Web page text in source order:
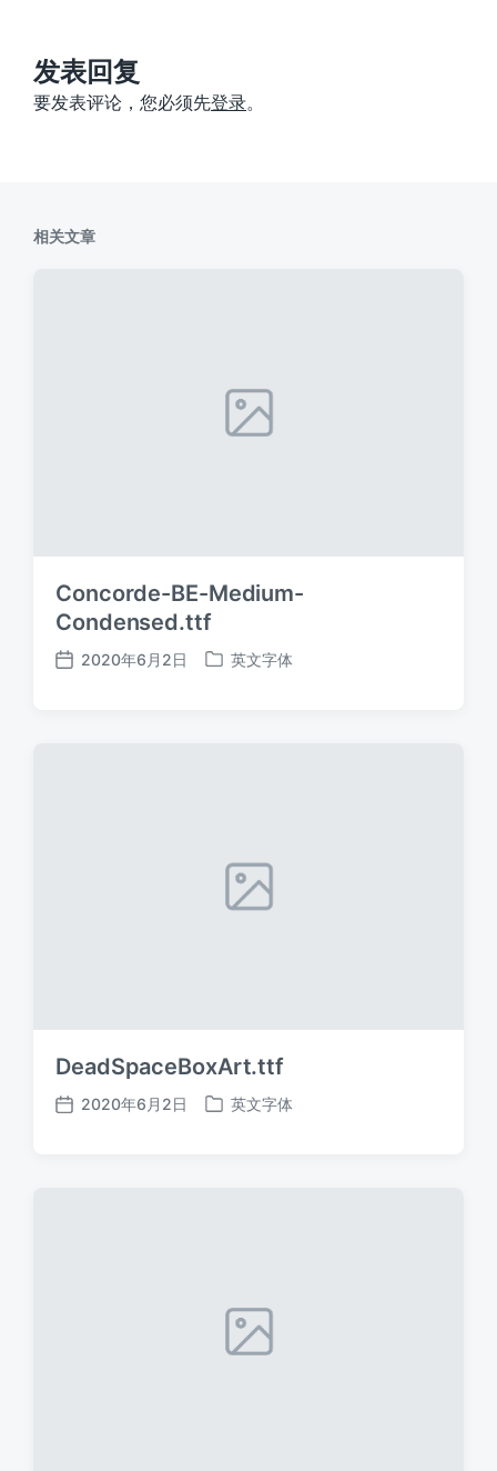
：
发表回复
要发表评论，您必须先登录。
相关文章
Concorde-BE-Medium-
Condensed.ttf
发
2020年6月2日
发
英文字体
DeadSpaceBoxArt.ttf
发
2020年6月2日
发
英文字体